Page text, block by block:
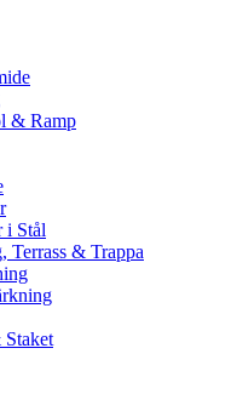
& Ramp
i Stål
Terrass & Trappa